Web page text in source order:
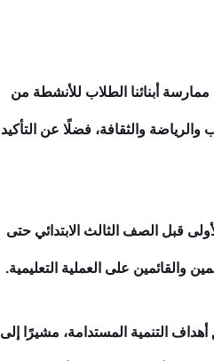
ممارسة أبنائنا الطلاب للأنشطة من
والرياضة والثقافة، فضلًا عن التأكيد
قبل الصف الثالث الابتدائي حتى
والقائمين على العملية التعليمية.
التنمية المستدامة، مشيرًا إلى